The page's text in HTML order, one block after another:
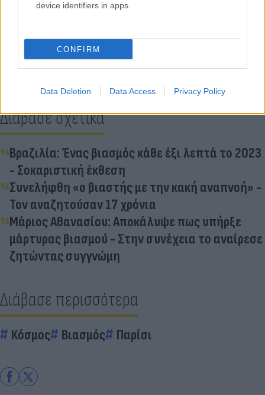
device identifiers in apps.
CONFIRM
Data Deletion Data Access Privacy Policy
Flash.grστην αναζήτηση τηςGoogle
Διάβασε σχετικά
Βραζιλία: Ένας βιασμός κάθε έξι λεπτά το 2023
- Σοκαριστική έκθεση
Συνελήφθη «ο βιαστής με την κακή αναπνοή» -
Τον αναζητούσαν 17 χρόνια
Μάριος Αθανασίου: Αποκάλυψε πως υπήρξε
μάρτυρας βιασμού - Στην συνέχεια το αναίρεσε
ζητώντας συγγνώμη
Διάβασε περισσότερα
Κόσμος Βιασμός Παρίσι